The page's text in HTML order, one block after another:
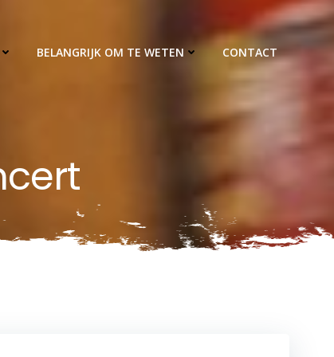
BELANGRIJK OM TE WETEN CONTACT